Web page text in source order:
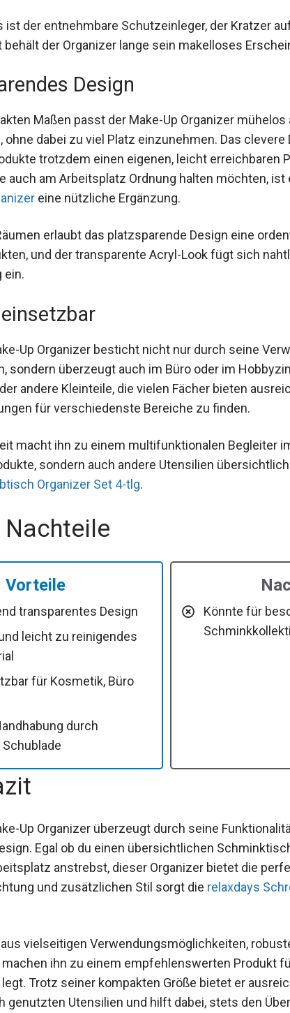
ist der entnehmbare Schutzeinleger, der Kratzer
behält der Organizer lange sein makelloses
Design
Maßen passt der Make-Up Organizer
ohne dabei zu viel Platz einzunehmen. Das
trotzdem einen eigenen, leicht erreichbaren
auch am Arbeitsplatz Ordnung halten möchten, ist
eine nützliche Ergänzung.
erlaubt das platzsparende Design eine
und der transparente Acryl-Look fügt sich
ein.
Up Organizer besticht nicht nur durch seine
sondern überzeugt auch im Büro oder im
andere Kleinteile, die vielen Fächer bieten
für verschiedenste Bereiche zu finden.
macht ihn zu einem multifunktionalen Begleiter
sondern auch andere Utensilien
Organizer Set 4-tlg.
Nachteile
Vorteile
transparentes Design
leicht zu reinigendes
für Kosmetik, Büro
durch
Könnte für
Up Organizer überzeugt durch seine
Egal ob du einen übersichtlichen
anstrebst, dieser Organizer bietet die
und zusätzlichen Stil sorgt die relaxdays
vielseitigen Verwendungsmöglichkeiten,
ihn zu einem empfehlenswerten Produkt
legt. Trotz seiner kompakten Größe bietet er
genutzten Utensilien und hilft dabei, stets den